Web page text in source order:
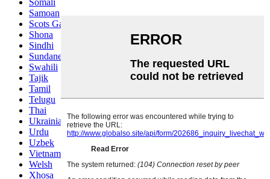
Samoan
Scots Gaelic
Shona
Sindhi
Sundanese
Swahili
Tajik
Tamil
Telugu
Thai
Ukrainian
Urdu
Uzbek
Vietnamese
Welsh
Xhosa